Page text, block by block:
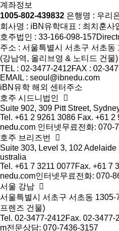
계좌정보
1005-802-439832 은행명 : 우리
회사명 : iBN유학대표 : 최치훈사
호주법인 : 33-166-098-157
주소 : 서울특별시 서초구 서초
(강남역, 올리브영 & 노티드 건물)
TEL : 02-3477-2412FAX : 02-
EMAIL : seoul@ibnedu.com
iBN유학 해외 센터주소
호주 시드니법인
Suite 902, 309 Pitt Street,
Tel. +61 2 9261 3086 Fax. +61 2
nedu.com 인터넷무료전화: 070-
호주 브리즈번
Suite 303, Level 3, 102
ustralia
Tel. +61 7 3211 0077Fax. +61 7
nedu.com인터넷무료전화: 070-
서울 강남
서울특별시 서초구 서초동
프렌즈 건물)
Tel. 02-3477-2412Fax. 02-3477-
m전문상담: 070-7436-3157